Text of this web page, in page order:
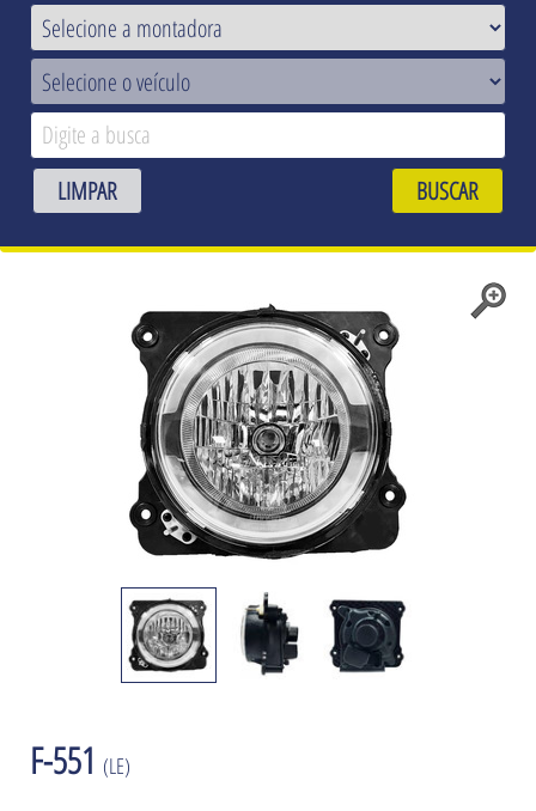
LIMPAR BUSCAR
F-551 (LE)